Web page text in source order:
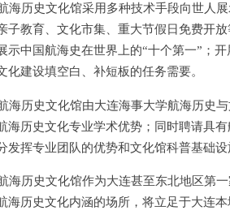
海历史文化馆采用多种技术手段向世人
子教育、文化市集、重大节假日免费开
示中国航海史在世界上的“十个第一”；
化建设填空白、补短板的任务需要。
海历史文化馆由大连海事大学航海历史
海历史文化专业学术优势；同时聘请具
发挥专业团队的优势和文化馆科普基础
海历史文化馆作为大连甚至东北地区第
海历史文化内涵的场所，将立足于大连